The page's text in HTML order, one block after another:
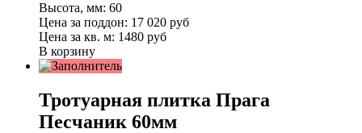
Высота, мм: 60
Цена за поддон: 17 020 руб
Цена за кв. м: 1480 руб
В корзину
Тротуарная плитка Прага
Песчаник 60мм